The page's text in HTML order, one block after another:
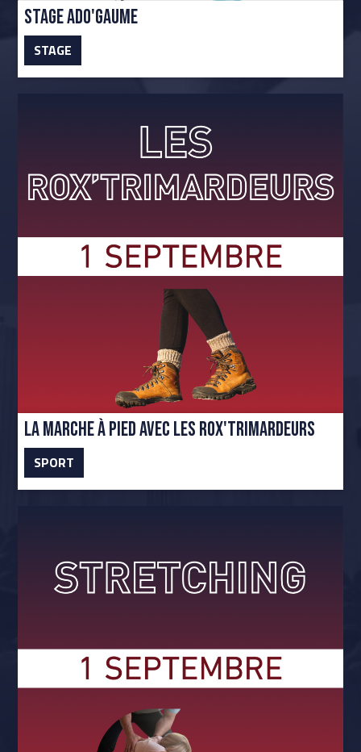
Stage Ado'Gaume
STAGE
La marche à pied avec les Rox'Trimardeurs
SPORT